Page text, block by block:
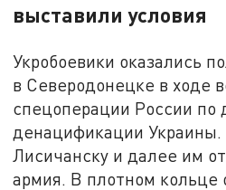
выставили условия
Укробоевики оказались
в Северодонецке в ходе
спецоперации России по
денацификации Украины.
Лисичанску и далее им
армия. В плотном кольце